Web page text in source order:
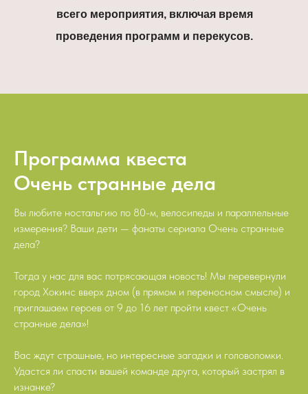
всего мероприятия, включая время
проведения программ и перекусов.
Программа квеста
Очень странные дела
Вы любите ностальгию по 80-м, велосипеды и параллельные
измерения? Ваши дети — фанаты сериала Очень странные
дела?
Тогда у нас для вас потрясающая новость! Мы перевернули
город Хокинс вверх дном (в прямом и переносном смысле) и
приглашаем героев от 9 до 16 лет пройти квест «Очень
странные дела»!
Вас ждут страшные, но интересные загадки и головоломки.
Удастся ли спасти вашей команде друга, который застрял в
изнанке?